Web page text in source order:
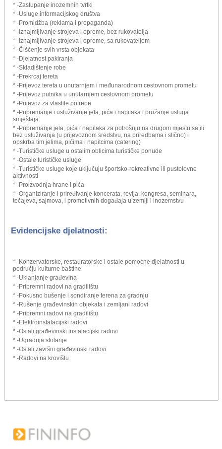
* -Zastupanje inozemnih tvrtki
* -Usluge informacijskog društva
* -Promidžba (reklama i propaganda)
* -Iznajmljivanje strojeva i opreme, bez rukovatelja
* -Iznajmljivanje strojeva i opreme, sa rukovateljem
* -Čišćenje svih vrsta objekata
* -Djelatnost pakiranja
* -Skladištenje robe
* -Prekrcaj tereta
* -Prijevoz tereta u unutarnjem i međunarodnom cestovnom prometu
* -Prijevoz putnika u unutarnjem cestovnom prometu
* -Prijevoz za vlastite potrebe
* -Pripremanje i usluživanje jela, pića i napitaka i pružanje usluga
smještaja
* -Pripremanje jela, pića i napitaka za potrošnju na drugom mjestu sa ili
bez usluživanja (u prijevoznom sredstvu, na priredbama i slično) i
opskrba tim jelima, pićima i napitcima (catering)
* -Turističke usluge u ostalim oblicima turističke ponude
* -Ostale turističke usluge
* -Turističke usluge koje uključuju športsko-rekreativne ili pustolovne
aktivnosti
* -Proizvodnja hrane i pića
* -Organiziranje i priređivanje koncerata, revija, kongresa, seminara,
tečajeva, sajmova, i promotivnih događaja u zemlji i inozemstvu
Evidencijske djelatnosti:
* -Konzervatorske, restauratorske i ostale pomoćne djelatnosti u
području kulturne baštine
* -Uklanjanje građevina
* -Pripremni radovi na gradilištu
* -Pokusno bušenje i sondiranje terena za gradnju
* -Rušenje građevinskih objekata i zemljani radovi
* -Pripremni radovi na gradilištu
* -Elektroinstalacijski radovi
* -Ostali građevinski instalacijski radovi
* -Ugradnja stolarije
* -Ostali završni građevinski radovi
* -Radovi na krovištu